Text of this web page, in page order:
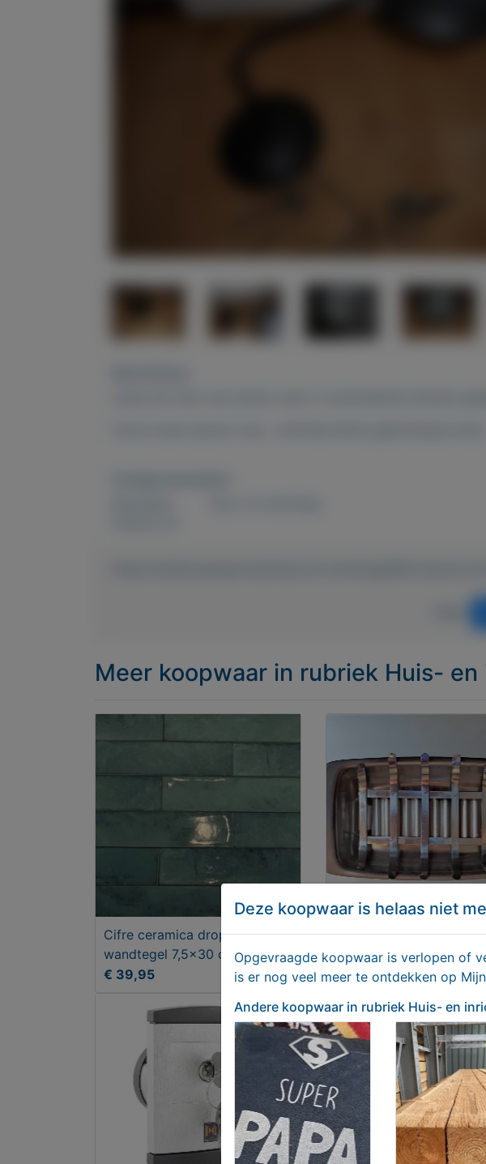
Meer koopwaar in rubriek Huis-
Cifre ceramica drop emerald
wandtegel 7,5x30 cm glans
groen
€ 39,95
ASPERGE/LEK SCHAAL
€ 29,50
Deze koopwaar is helaas niet
Opgevraagde koopwaar is verlopen of
is er nog veel meer te ontdekken op
Andere koopwaar in rubriek Huis- en